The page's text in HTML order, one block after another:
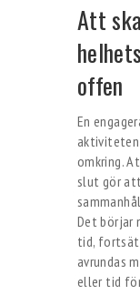
Att
offen
En
omkring.
slut gör
Det börjar
tid,
avrundas
eller tid